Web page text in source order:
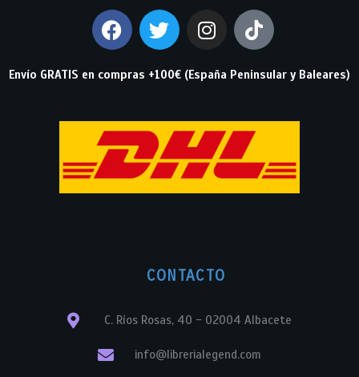
Envío GRATIS en compras +100€ (España Peninsular y Baleares)
CONTACTO
C. Ríos Rosas, 40 - 02004 Albacete
info@librerialegend.com